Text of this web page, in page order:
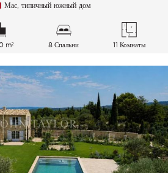
Мас, типичный южный дом
m² 8 Спальни 11 Комнаты